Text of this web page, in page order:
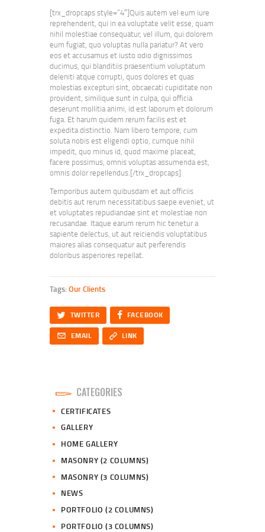
[trx_dropcaps style=”4″]Quis autem vel eum iure
reprehenderit, qui in ea voluptate velit esse, quam
nihil molestiae consequatur, vel illum, qui dolorem
eum fugiat, quo voluptas nulla pariatur? At vero
eos et accusamus et iusto odio dignissimos
ducimus, qui blanditiis praesentium voluptatum
deleniti atque corrupti, quos dolores et quas
molestias excepturi sint, obcaecati cupiditate non
provident, similique sunt in culpa, qui officia
deserunt mollitia animi, id est laborum et dolorum
fuga. Et harum quidem rerum facilis est et
expedita distinctio. Nam libero tempore, cum
soluta nobis est eligendi optio, cumque nihil
impedit, quo minus id, quod maxime placeat,
facere possimus, omnis voluptas assumenda est,
omnis dolor repellendus.[/trx_dropcaps]
Temporibus autem quibusdam et aut officiis
debitis aut rerum necessitatibus saepe eveniet, ut
et voluptates repudiandae sint et molestiae non
recusandae. Itaque earum rerum hic tenetur a
sapiente delectus, ut aut reiciendis voluptatibus
maiores alias consequatur aut perferendis
doloribus asperiores repellat.
Tags:Our Clients
TwitterTWITTER Facebook
FACEBOOK
EmailEMAIL Copy URL to clipboard
LINK
CATEGORIES
CERTIFICATES
GALLERY
HOME GALLERY
MASONRY (2 COLUMNS)
MASONRY (3 COLUMNS)
NEWS
PORTFOLIO (2 COLUMNS)
PORTFOLIO (3 COLUMNS)